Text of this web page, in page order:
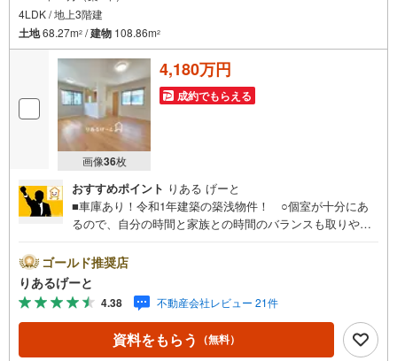
4LDK / 地上3階建
土地68.27m2 /建物 108.86m2
画像36枚
4,180万円
成約でもらえる
おすすめポイント りある げーと
■車庫あり！令和1年建築の築浅物件！ ○個室が十分にあ
るので、自分の時間と家族との時間のバランスも取りやす
やランニングも楽しめる環境です！■物件検討中のお客さ
ま！ちょっと見学してみたいだけなどでも内覧可能です！
売主さまの都合等で見学ができない場合がございます。お
気軽に「りあるげーと」までお問合わせ下さい！■「りある
げーと」が選ばれるポイント！■年中休まず営業中！いつで
も対応致します！・営業時間:9:00～21:00上記の時間帯
ゴールド推奨店
りあるげーと
4.38 不動産会社レビュー 21件
資料をもらう （無料）